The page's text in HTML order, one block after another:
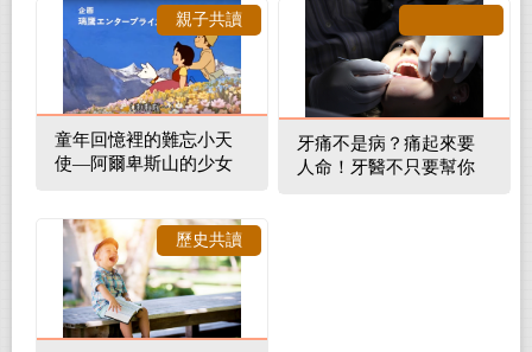
童年回憶裡的難忘小天
使—阿爾卑斯山的少女
親子共讀
牙痛不是病？痛起來要
人命！牙醫不只要幫你
歷史共讀